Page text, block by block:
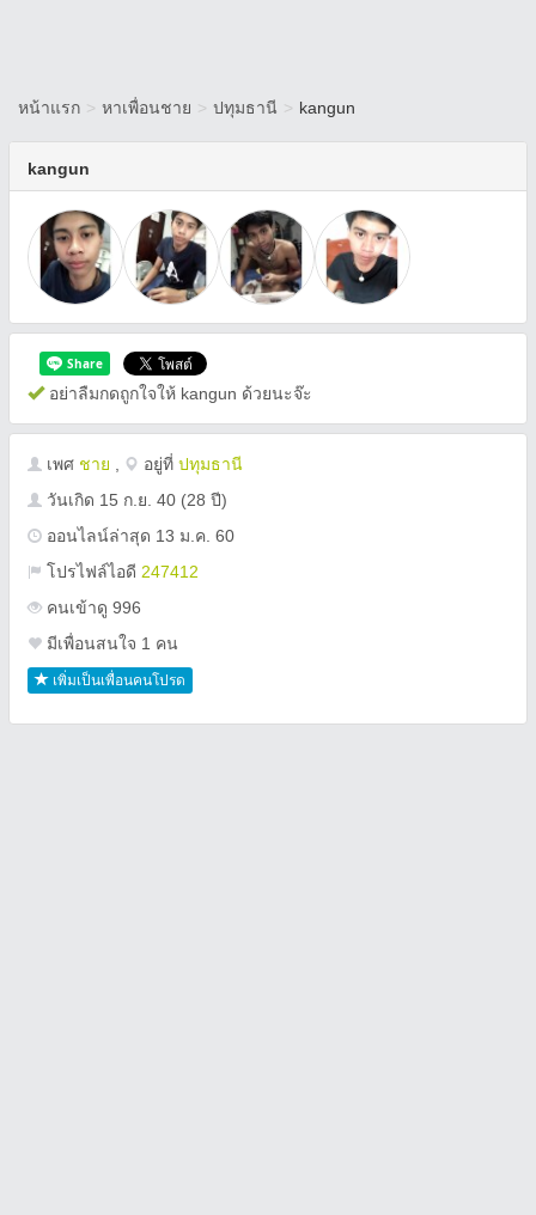
หน้าแรก > หาเพื่อนชาย > ปทุมธานี > kangun
kangun
อย่าลืมกดถูกใจให้ kangun ด้วยนะจ๊ะ
เพศ ชาย อยู่ที่ ปทุมธานี
วันเกิด 15 ก.ย. 40 (28 ปี)
ออนไลน์ล่าสุด 13 ม.ค. 60
โปรไฟล์ไอดี 247412
คนเข้าดู 996
มีเพื่อนสนใจ 1 คน
เพิ่มเป็นเพื่อนคนโปรด